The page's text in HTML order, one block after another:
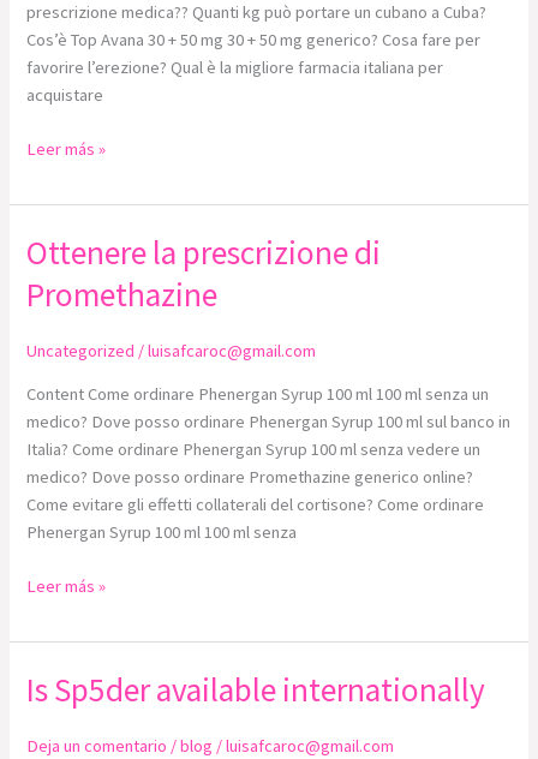
prescrizione medica?? Quanti kg può portare un cubano a Cuba?
Cos’è Top Avana 30 + 50 mg 30 + 50 mg generico? Cosa fare per
favorire l’erezione? Qual è la migliore farmacia italiana per
acquistare
50
Leer más »
Ottenere la prescrizione di
Promethazine
Uncategorized /luisafcaroc@gmail.com
Content Come ordinare Phenergan Syrup 100 ml 100 ml senza un
medico? Dove posso ordinare Phenergan Syrup 100 ml sul banco in
Italia? Come ordinare Phenergan Syrup 100 ml senza vedere un
medico? Dove posso ordinare Promethazine generico online?
Come evitare gli effetti collaterali del cortisone? Come ordinare
Phenergan Syrup 100 ml 100 ml senza
Ottenere
la
prescrizione
Promethazine
Leer más »
Is Sp5der available internationally
Deja un comentario /blog /luisafcaroc@gmail.com
Is
Sp5der
available